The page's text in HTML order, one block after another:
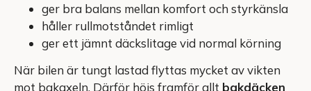
ger bra balans mellan komfort och styrkänsla
håller rullmotståndet rimligt
ger ett jämnt däckslitage vid normal körning
När bilen är tungt lastad flyttas mycket av vikten
mot bakaxeln. Därför höjs framför allt bakdäcken